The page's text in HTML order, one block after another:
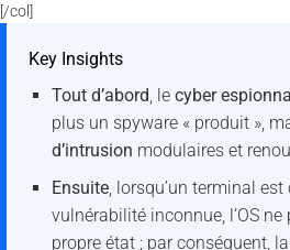
[/col]
Key Insights
Tout d’abord, le cyber
plus un spyware « produit »,
d’intrusion modulaires et
Ensuite, lorsqu’un terminal
vulnérabilité inconnue, l’OS ne
propre état ; par conséquent,